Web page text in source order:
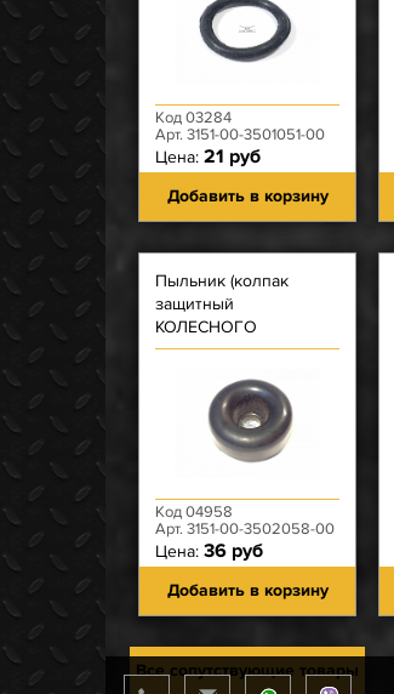
Код 03284
Арт. 3151-00-3501051-00
Цена: 21 руб
Добавить в корзину
Пыльник (колпак
защитный
КОЛЕСНОГО
цилиндра) на 25
Код 04958
Арт. 3151-00-3502058-00
Цена: 36 руб
Добавить в корзину
Все сопутствующие товары